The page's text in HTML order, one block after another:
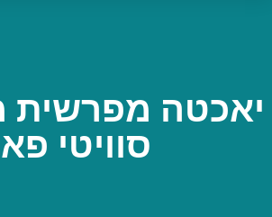
יאכטה מפרשית
סוויטי